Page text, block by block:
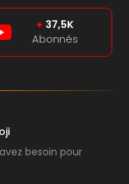
+ 37,5K
Abonnés
besoin pour